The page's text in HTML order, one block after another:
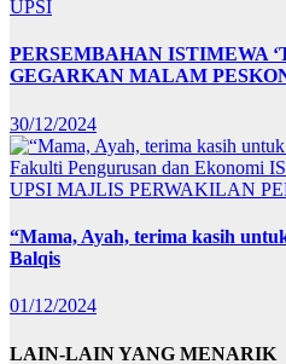
UPSI
PERSEMBAHAN ISTIMEWA
GEGARKAN MALAM
30/12/2024
Fakulti Pengurusan dan Ekonomi
UPSI MAJLIS PERWAKILAN
“Mama, Ayah, terima kasih
Balqis
01/12/2024
LAIN-LAIN YANG MENARIK